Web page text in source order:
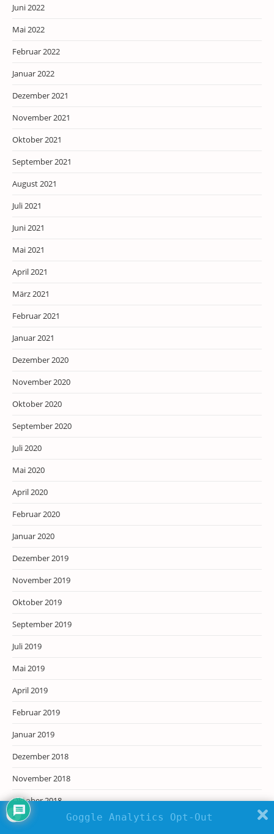
Juni 2022
Mai 2022
Februar 2022
Januar 2022
Dezember 2021
November 2021
Oktober 2021
September 2021
August 2021
Juli 2021
Juni 2021
Mai 2021
April 2021
März 2021
Februar 2021
Januar 2021
Dezember 2020
November 2020
Oktober 2020
September 2020
Juli 2020
Mai 2020
April 2020
Februar 2020
Januar 2020
Dezember 2019
November 2019
Oktober 2019
September 2019
Juli 2019
Mai 2019
April 2019
Februar 2019
Januar 2019
Dezember 2018
November 2018
Oktober 2018
Juli 2018
Goggle Analytics Opt-Out